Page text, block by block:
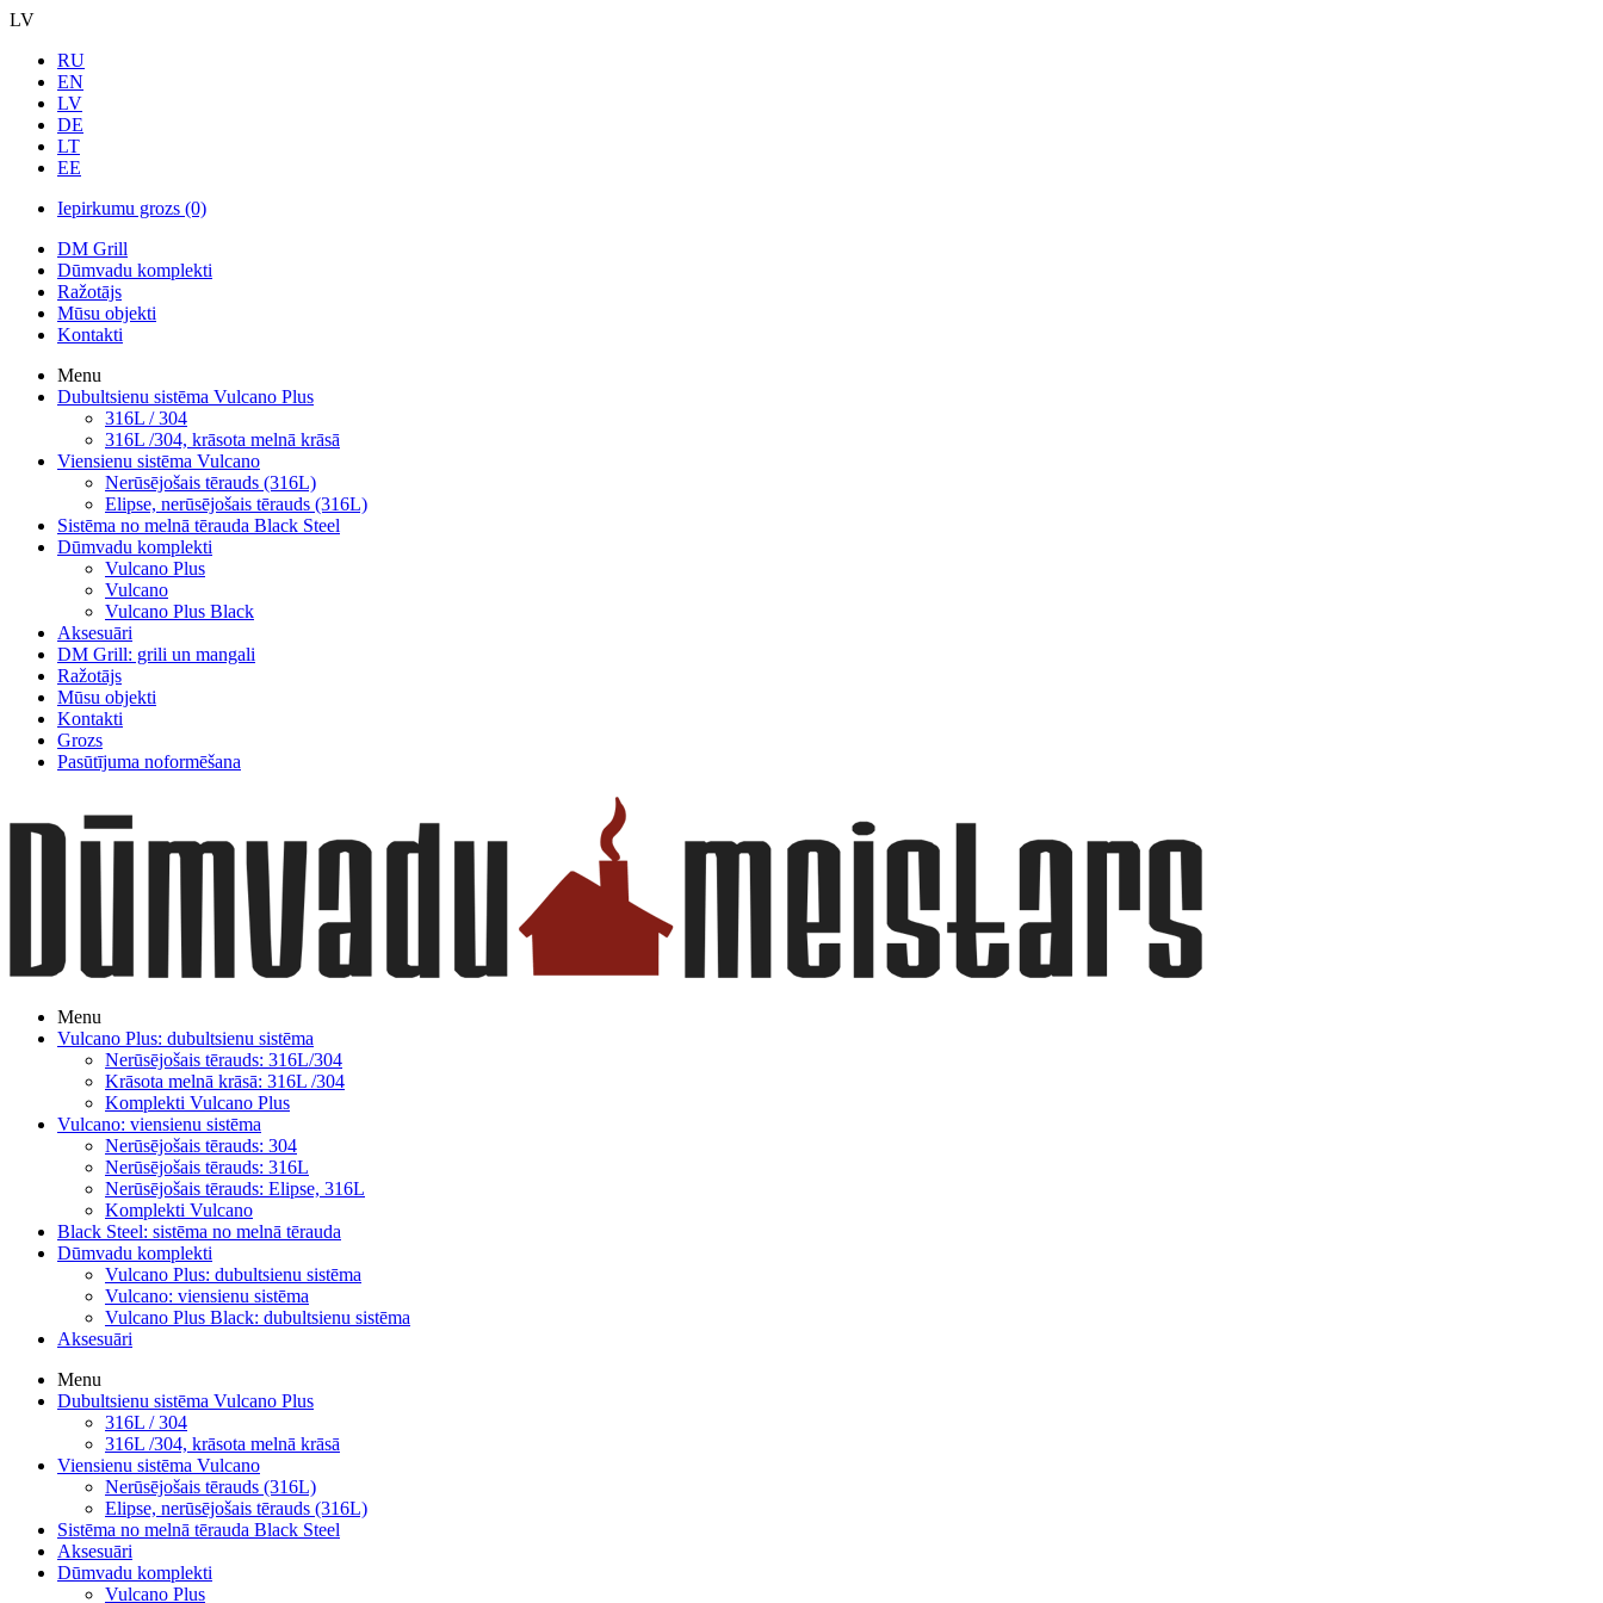
LV
RU
EN
LV
DE
LT
EE
Iepirkumu grozs (0)
DM Grill
Dūmvadu komplekti
Ražotājs
Mūsu objekti
Kontakti
Menu
Dubultsienu sistēma Vulcano Plus
316L / 304
316L /304, krāsota melnā krāsā
Viensienu sistēma Vulcano
Nerūsējošais tērauds (316L)
Elipse, nerūsējošais tērauds (316L)
Sistēma no melnā tērauda Black Steel
Dūmvadu komplekti
Vulcano Plus
Vulcano
Vulcano Plus Black
Aksesuāri
DM Grill: grili un mangali
Ražotājs
Mūsu objekti
Kontakti
Grozs
Pasūtījuma noformēšana
Menu
Vulcano Plus: dubultsienu sistēma
Nerūsējošais tērauds: 316L/304
Krāsota melnā krāsā: 316L /304
Komplekti Vulcano Plus
Vulcano: viensienu sistēma
Nerūsējošais tērauds: 304
Nerūsējošais tērauds: 316L
Nerūsējošais tērauds: Elipse, 316L
Komplekti Vulcano
Black Steel: sistēma no melnā tērauda
Dūmvadu komplekti
Vulcano Plus: dubultsienu sistēma
Vulcano: viensienu sistēma
Vulcano Plus Black: dubultsienu sistēma
Aksesuāri
Menu
Dubultsienu sistēma Vulcano Plus
316L / 304
316L /304, krāsota melnā krāsā
Viensienu sistēma Vulcano
Nerūsējošais tērauds (316L)
Elipse, nerūsējošais tērauds (316L)
Sistēma no melnā tērauda Black Steel
Aksesuāri
Dūmvadu komplekti
Vulcano Plus